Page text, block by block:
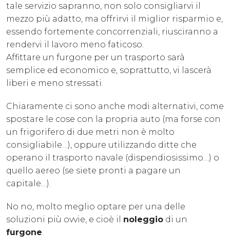
tale servizio sapranno, non solo consigliarvi il
mezzo più adatto, ma offrirvi il miglior risparmio e,
essendo fortemente concorrenziali, riusciranno a
rendervi il lavoro meno faticoso.
Affittare un furgone per un trasporto sarà
semplice ed economico e, soprattutto, vi lascerà
liberi e meno stressati.
Chiaramente ci sono anche modi alternativi, come
spostare le cose con la propria auto (ma forse con
un frigorifero di due metri non è molto
consigliabile…), oppure utilizzando ditte che
operano il trasporto navale (dispendiosissimo…) o
quello aereo (se siete pronti a pagare un
capitale…).
No no, molto meglio optare per una delle
soluzioni più ovvie, e cioè il noleggio di un
furgone.